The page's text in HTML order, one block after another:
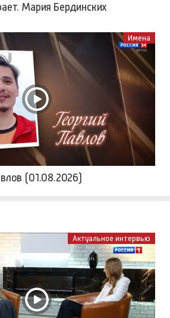
Мария Бердинских
Имена
(01.08.2026)
Актуальное интервью